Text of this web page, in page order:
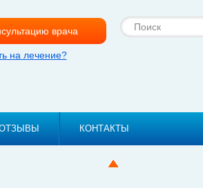
врача
на лечение?
КОНТАКТЫ